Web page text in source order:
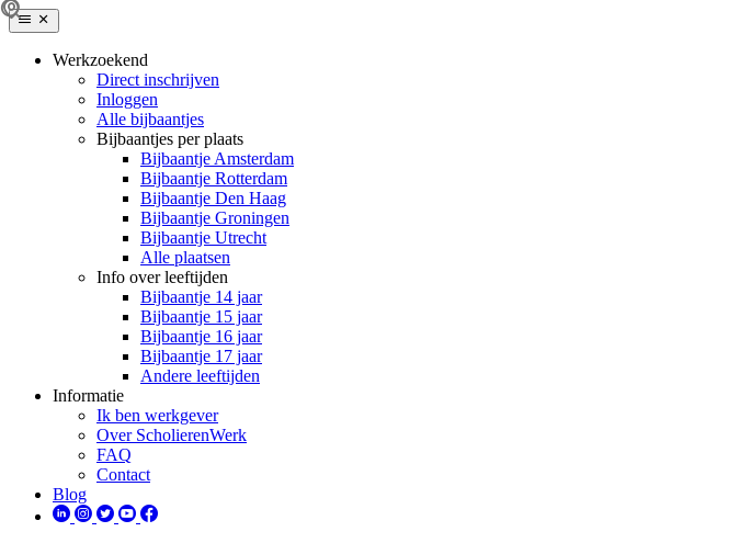
Werkzoekend
Direct inschrijven
Inloggen
Alle bijbaantjes
Bijbaantjes per plaats
Bijbaantje Amsterdam
Bijbaantje Rotterdam
Bijbaantje Den Haag
Bijbaantje Groningen
Bijbaantje Utrecht
Alle plaatsen
Info over leeftijden
Bijbaantje 14 jaar
Bijbaantje 15 jaar
Bijbaantje 16 jaar
Bijbaantje 17 jaar
Andere leeftijden
Informatie
Ik ben werkgever
Over ScholierenWerk
FAQ
Contact
Blog